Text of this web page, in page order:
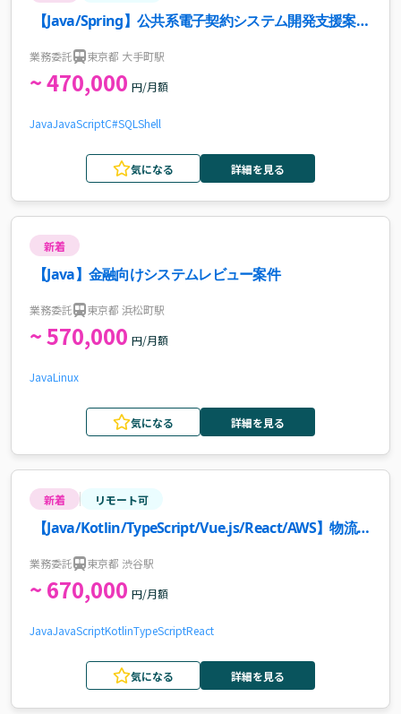
【Java/Spring】公共系電子契約システム開発支援案
業務委託 東京都 大手町駅
~ 470,000 円/月額
JavaJavaScriptC#SQL Shell
気になる 詳細を見る
新着
【Java】金融向けシステムレビュー案件
業務委託 東京都 浜松町駅
~ 570,000 円/月額
JavaLinux
気になる 詳細を見る
新着 リモート可
【Java/Kotlin/TypeScript/Vue.js/React/AWS】物流業
業務委託 東京都 渋谷駅
~ 670,000 円/月額
JavaJavaScriptKotlinTypeScriptReact
気になる 詳細を見る